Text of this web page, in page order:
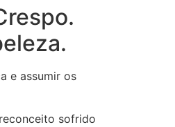
e assumir os
sofrido